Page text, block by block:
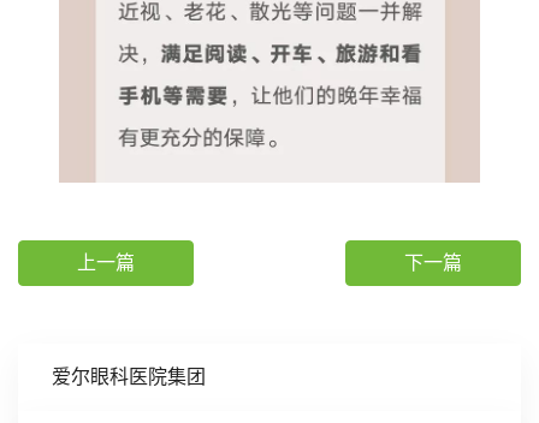
爱尔眼科医院集团
上一篇 下一篇